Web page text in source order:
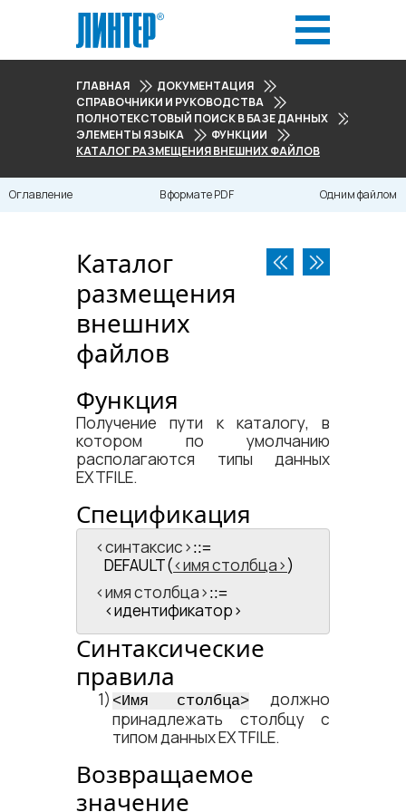
ГЛАВНАЯ
ДОКУМЕНТАЦИЯ
СПРАВОЧНИКИ И РУКОВОДСТВА
ПОЛНОТЕКСТОВЫЙ ПОИСК В БАЗЕ ДАННЫХ
ЭЛЕМЕНТЫ ЯЗЫКА
ФУНКЦИИ
КАТАЛОГ РАЗМЕЩЕНИЯ ВНЕШНИХ ФАЙЛОВ
Оглавление В формате PDF Одним файлом
Каталог
размещения
внешних
файлов
Функция
Получение пути к каталогу, в
котором по умолчанию
располагаются типы данных
EXTFILE.
Спецификация
<​синтаксис​> ::=
DEFAULT( имя столбца )
<​имя столбца​> ::=
<​идентификатор​>
Синтаксические
правила
<​Имя столбца​>должно
принадлежать столбцу с
типом данных EXTFILE.
Возвращаемое
значение